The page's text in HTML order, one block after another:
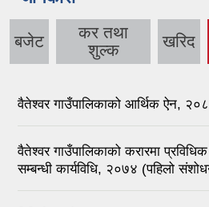
बजेट
कर तथा
शुल्क
खरिद
वैतेश्वर गाउँपालिकाको आर्थिक ऐन,
वैतेश्वर गाउँपालिकाको करारमा प्रविधिक
सम्बन्धी कार्यविधि, २०७४ (पहिलो